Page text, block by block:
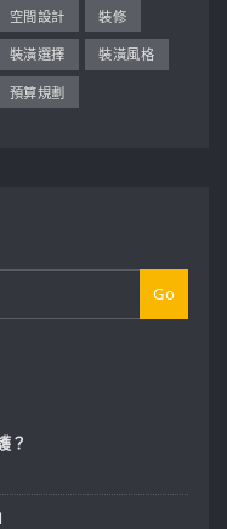
空間設計 裝修
裝潢選擇 裝潢風格
預算規劃
Go
？